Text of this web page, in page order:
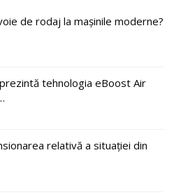
de rodaj la mașinile moderne?
tehnologia eBoost Air
relativă a situației din